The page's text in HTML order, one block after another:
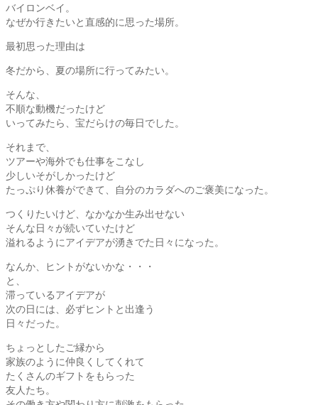
バイロンベイ。
なぜか行きたいと直感的に思った場所。
最初思った理由は
冬だから、夏の場所に行ってみたい。
そんな、
不順な動機だったけど
いってみたら、宝だらけの毎日でした。
それまで、
ツアーや海外でも仕事をこなし
少しいそがしかったけど
たっぷり休養ができて、自分のカラダへのご褒美になった。
つくりたいけど、なかなか生み出せない
そんな日々が続いていたけど
溢れるようにアイデアが湧きでた日々になった。
なんか、ヒントがないかな・・・
と、
滞っているアイデアが
次の日には、必ずヒントと出逢う
日々だった。
ちょっとしたご縁から
家族のように仲良くしてくれて
たくさんのギフトをもらった
友人たち。